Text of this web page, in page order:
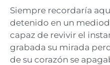
Siempre recordaría
detenido en un
capaz de revivir el
grabada su mirada
de su corazón se